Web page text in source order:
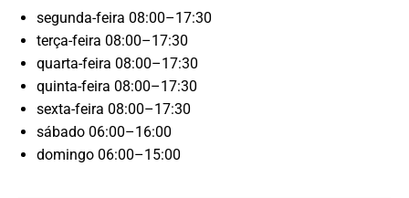
segunda-feira 08:00–17:30
terça-feira 08:00–17:30
quarta-feira 08:00–17:30
quinta-feira 08:00–17:30
sexta-feira 08:00–17:30
sábado 06:00–16:00
domingo 06:00–15:00